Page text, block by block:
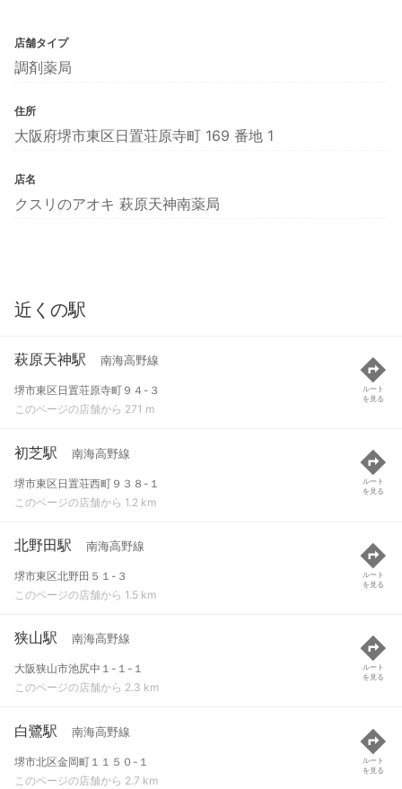
店舗タイプ
調剤薬局
住所
大阪府堺市東区日置荘原寺町 169 番地 1
店名
クスリのアオキ 萩原天神南薬局
近くの駅
萩原天神駅 南海高野線
堺市東区日置荘原寺町９４-３
このページの店舗から 271 m
ルート
を見る
初芝駅 南海高野線
堺市東区日置荘西町９３８-１
このページの店舗から 1.2 km
ルート
を見る
北野田駅 南海高野線
堺市東区北野田５１-３
このページの店舗から 1.5 km
ルート
を見る
狭山駅 南海高野線
大阪狭山市池尻中１-１-１
このページの店舗から 2.3 km
ルート
を見る
白鷺駅 南海高野線
堺市北区金岡町１１５０-１
このページの店舗から 2.7 km
ルート
を見る